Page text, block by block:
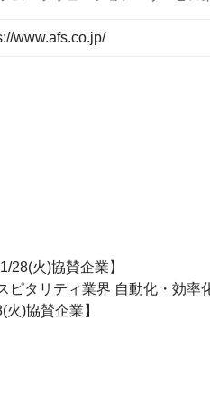
www.afs.co.jp/
28(火)協賛企業】
ピタリティ業界 自動化・効率
)協賛企業】